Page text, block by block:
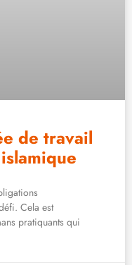
de travail
Cela est
pratiquants qui